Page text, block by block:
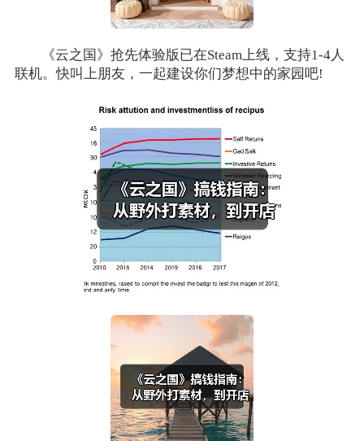
《云之国》抢先体验版已在Steam上线，支持1-4人
联机。快叫上朋友，一起建设你们梦想中的家园吧!